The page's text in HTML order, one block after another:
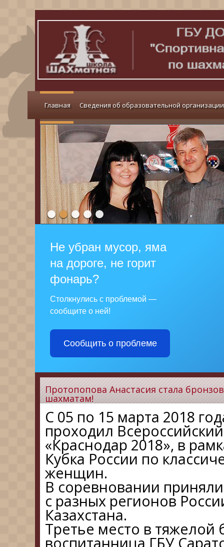
Главная Сведения об образовательной организации
Не убран мусор, яма
на дороге, не горит
фонарь?
Столкнулись с проблемой —
сообщите о ней!
Сообщить о проблеме
Протопопова Анастасия стала
шахматам!
С 05 по 15 марта 2018
проходил
«Краснодар 2018», в
Кубка России по
женщин.
В соревновании
с разных регионов
Казахстана.
Третье место в тяжелой
воспитанница ГБУ